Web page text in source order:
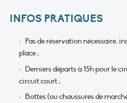
INFOS PRATIQUES
Pas de réservation nécessaire,
place ;
Derniers départs à 15h pour le
circuit court ;
Bottes (ou chaussures de